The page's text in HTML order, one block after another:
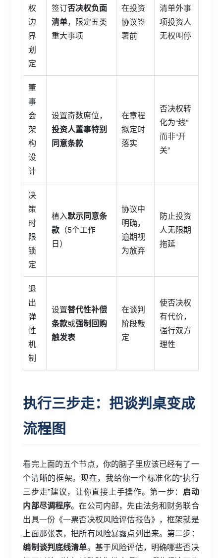
权
边
界
划
定
签订否决权负面
清单，限定五类
重大事项
在投资
协议签
署前
清单外事
项投资人
无权叫停
董
事
会
架
构
设
计
设置奇数席位，
投资人董事特别
同意条款
在章程
拟定时
落实
否决权转
化为“线”
而非“开
关”
决
策
时
限
锁
定
植入默示同意条
款 （5个工作
日）
协议中
明确，
逾期视
为放弃
防止投资
人无限期
拖延
退
出
弹
性
机
制
设置替代性补偿
条款或强制回购
触发表
在谈判
阶段敲
定
使否决权
有代价，
强行双方
理性
执行三步走：把谈判桌变成
流程图
看完上面的五个节点，你的脑子里应该已经有了一
个清晰的框架。现在，我给你一个标准化的“执行
三步走”建议，让你直接上手操作。第一步： 启动
内部尽调程序。在公司内部，先由法务和财务联合
出具一份《一票否决权风险评估报告》，框架就是
上面那张表，把所有风险暴露点列出来。第二步：
编制谈判底线清单。基于风险评估，明确哪些否决